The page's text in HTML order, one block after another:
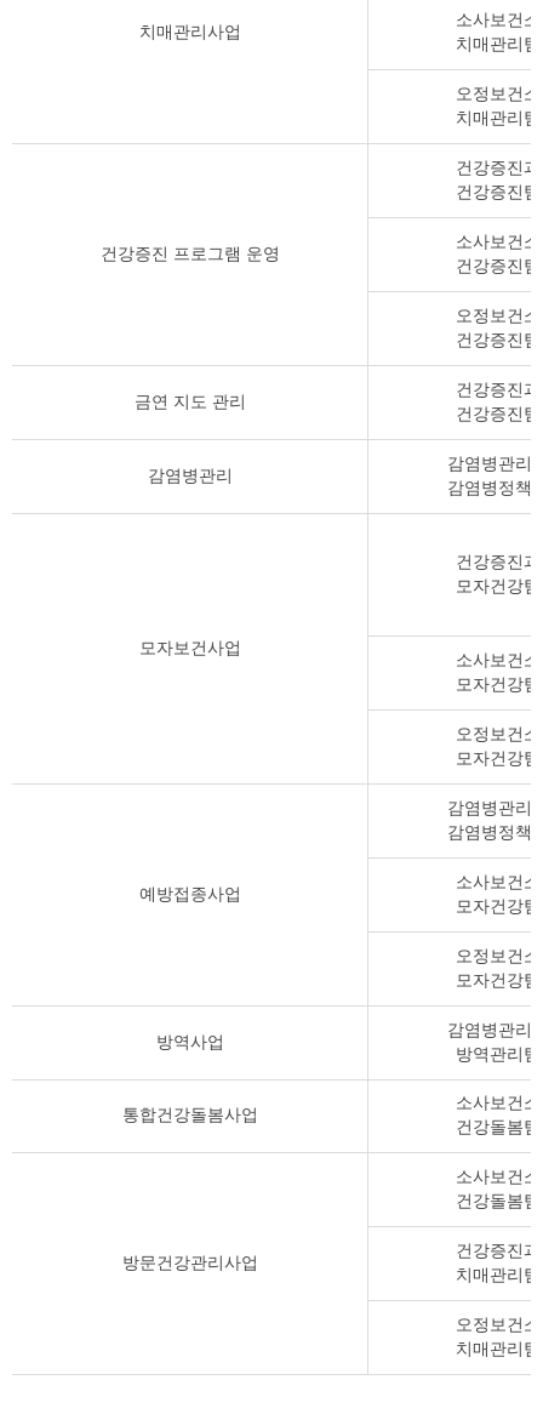
치매관리사업
소사보건소
치매관리팀
오정보건소
치매관리팀
건강증진 프로그램 운영
건강증진과
건강증진팀
소사보건소
건강증진팀
오정보건소
건강증진팀
금연 지도 관리
건강증진과
건강증진팀
감염병관리
감염병관리
감염병정책
모자보건사업
건강증진과
모자건강팀
소사보건소
모자건강팀
오정보건소
모자건강팀
예방접종사업
감염병관리
감염병정책
소사보건소
모자건강팀
오정보건소
모자건강팀
방역사업
감염병관리
방역관리팀
통합건강돌봄사업
소사보건소
건강돌봄팀
방문건강관리사업
소사보건소
건강돌봄팀
건강증진과
치매관리팀
오정보건소
치매관리팀